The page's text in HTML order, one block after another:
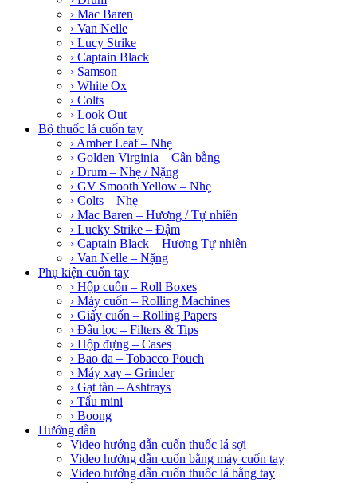
› Mac Baren
› Van Nelle
› Lucy Strike
› Captain Black
› Samson
› White Ox
› Colts
› Look Out
Bộ thuốc lá cuốn tay
› Amber Leaf – Nhẹ
› Golden Virginia – Cân bằng
› Drum – Nhẹ / Nặng
› GV Smooth Yellow – Nhẹ
› Colts – Nhẹ
› Mac Baren – Hương / Tự nhiên
› Lucky Strike – Đậm
› Captain Black – Hương Tự nhiên
› Van Nelle – Nặng
Phụ kiện cuốn tay
› Hộp cuốn – Roll Boxes
› Máy cuốn – Rolling Machines
› Giấy cuốn – Rolling Papers
› Đầu lọc – Filters & Tips
› Hộp đựng – Cases
› Bao da – Tobacco Pouch
› Máy xay – Grinder
› Gạt tàn – Ashtrays
› Tẩu mini
› Boong
Hướng dẫn
Video hướng dẫn cuốn thuốc lá sợi
Video hướng dẫn cuốn bằng máy cuốn tay
Video hướng dẫn cuốn thuốc lá bằng tay